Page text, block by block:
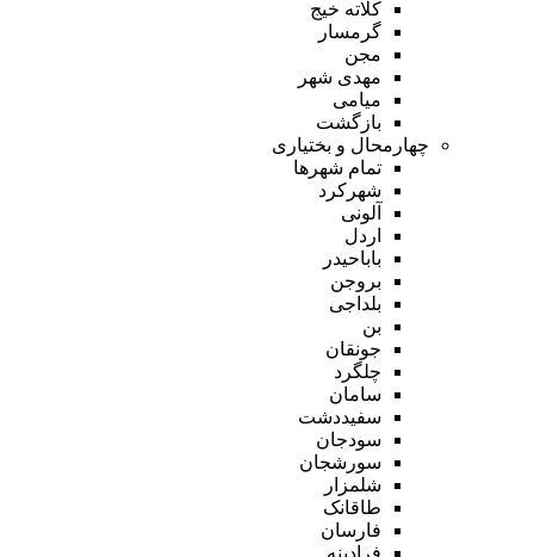
کلاته خیج
گرمسار
مجن
مهدی شهر
میامی
بازگشت
چهارمحال و بختیاری
تمام شهر‌ها
شهرکرد
آلونی
اردل
باباحیدر
بروجن
بلداجی
بن
جونقان
چلگرد
سامان
سفیددشت
سودجان
سورشجان
شلمزار
طاقانک
فارسان
فرادبنه